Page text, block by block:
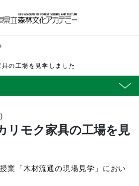
具の工場を見学しました
リモク家具の工場を見
業「木材流通の現場見学」におい